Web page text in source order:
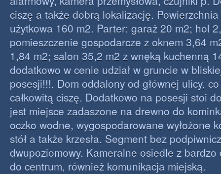
ciszę a także dobrą lokalizację.
użytkowa 160 m2. Parter: garaż 20 m2; hol
pomieszczenie gospodarcze z oknem 3,64
1,84 m2; salon 35,2 m2 z wnęką kuchenną
dodatkowo w cenie udział w gruncie w
posesji!!!. Dom oddalony od głównej ulicy,
całkowitą ciszę. Dodatkowo na posesji stoi
jest miejsce zadaszone na drewno do
oczko wodne, wygospodarowane wyłożone
stół a także krzesła. Segment bez
dwupoziomowy. Kameralne osiedle z
do centrum, również komunikacja miejską.